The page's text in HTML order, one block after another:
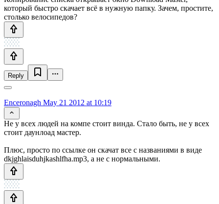
который быстро скачает всё в нужную папку. Зачем, простите,
столько велосипедов?
Reply
Enceronagh May 21 2012 at 10:19
Не у всех людей на компе стоит винда. Стало быть, не у всех
стоит даунлоад мастер.
Плюс, просто по ссылке он скачат все с названиями в виде
dkjghlaisduhjkashlfha.mp3, а не с нормальными.